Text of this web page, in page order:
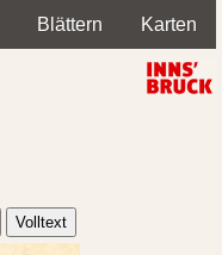
Blättern Karten
Volltext